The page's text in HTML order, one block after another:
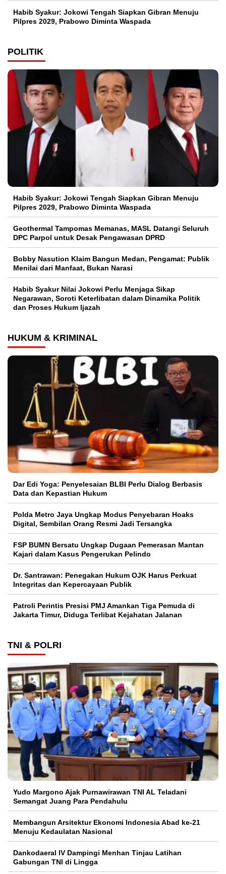
Habib Syakur: Jokowi Tengah Siapkan Gibran Menuju
Pilpres 2029, Prabowo Diminta Waspada
POLITIK
Habib Syakur: Jokowi Tengah Siapkan Gibran Menuju
Pilpres 2029, Prabowo Diminta Waspada
Geothermal Tampomas Memanas, MASL Datangi Seluruh
DPC Parpol untuk Desak Pengawasan DPRD
Bobby Nasution Klaim Bangun Medan, Pengamat: Publik
Menilai dari Manfaat, Bukan Narasi
Habib Syakur Nilai Jokowi Perlu Menjaga Sikap
Negarawan, Soroti Keterlibatan dalam Dinamika Politik
dan Proses Hukum Ijazah
HUKUM & KRIMINAL
Dar Edi Yoga: Penyelesaian BLBI Perlu Dialog Berbasis
Data dan Kepastian Hukum
Polda Metro Jaya Ungkap Modus Penyebaran Hoaks
Digital, Sembilan Orang Resmi Jadi Tersangka
FSP BUMN Bersatu Ungkap Dugaan Pemerasan Mantan
Kajari dalam Kasus Pengerukan Pelindo
Dr. Santrawan: Penegakan Hukum OJK Harus Perkuat
Integritas dan Kepercayaan Publik
Patroli Perintis Presisi PMJ Amankan Tiga Pemuda di
Jakarta Timur, Diduga Terlibat Kejahatan Jalanan
TNI & POLRI
Yudo Margono Ajak Purnawirawan TNI AL Teladani
Semangat Juang Para Pendahulu
Membangun Arsitektur Ekonomi Indonesia Abad ke-21
Menuju Kedaulatan Nasional
Dankodaeral IV Dampingi Menhan Tinjau Latihan
Gabungan TNI di Lingga